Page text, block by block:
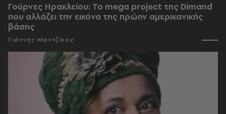
Γούρνες Ηρακλείου: To mega project της Dimand
που αλλάζει την εικόνα της πρώην αμερικανικής
βάσης
Γιάννης Μαντζίκος